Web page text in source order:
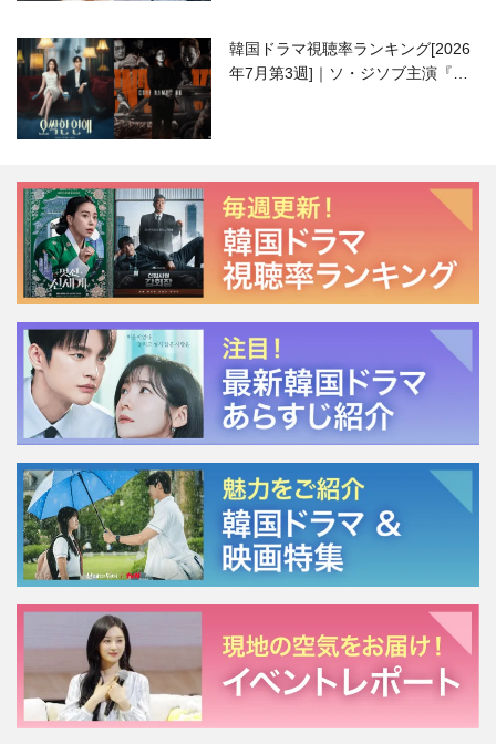
韓国ドラマ視聴率ランキング[2026
年7月第3週]｜ソ・ジソブ主演『エ